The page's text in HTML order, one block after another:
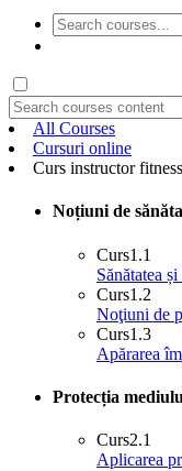
All Courses
Cursuri online
Curs instructor
Noțiuni de
Curs1.1
Sănătatea
Curs1.2
Noţiuni de
Curs1.3
Apărarea
Protecția
Curs2.1
Aplicarea